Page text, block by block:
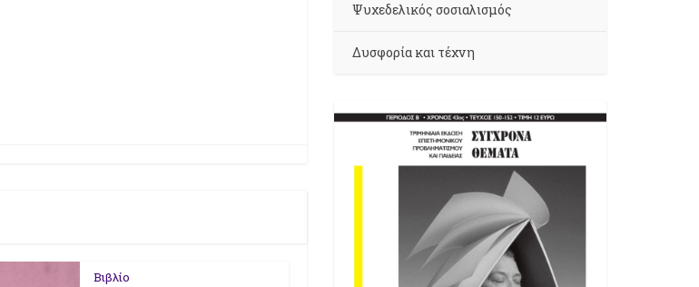
Βιβλίο
Ψυχεδελικός σοσιαλισμός
Δυσφορία και τέχνη